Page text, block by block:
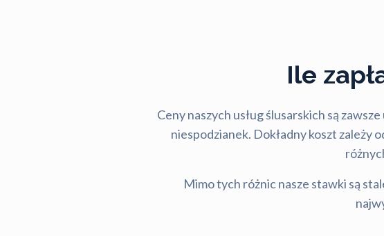
Ile
Ceny naszych usług ślusarskich są
niespodzianek. Dokładny koszt zależy
Mimo tych różnic nasze stawki są